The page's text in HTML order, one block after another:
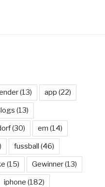
(13) app (22)
(13)
(30) em (14)
fussball (46)
(15) Gewinner(13)
iphone (182)